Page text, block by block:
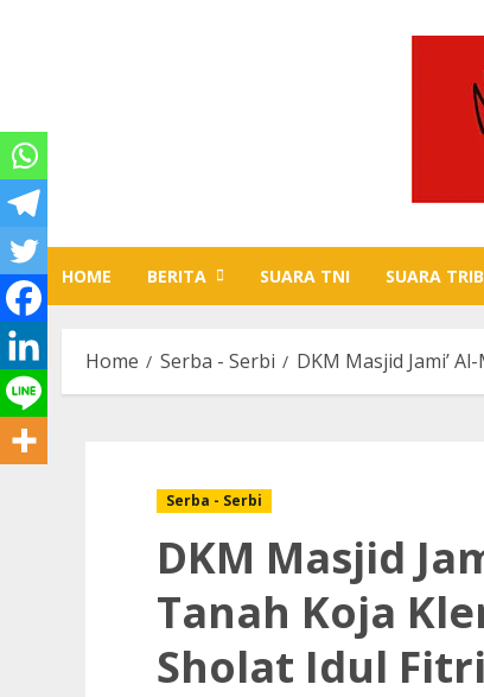
HOME BERITA SUARA TNI SUARA
Home Serba - Serbi DKM Masjid Jami’
Serba - Serbi
DKM Masjid
Tanah Koja
Sholat Idul